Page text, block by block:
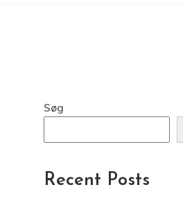
Søg
Recent Posts